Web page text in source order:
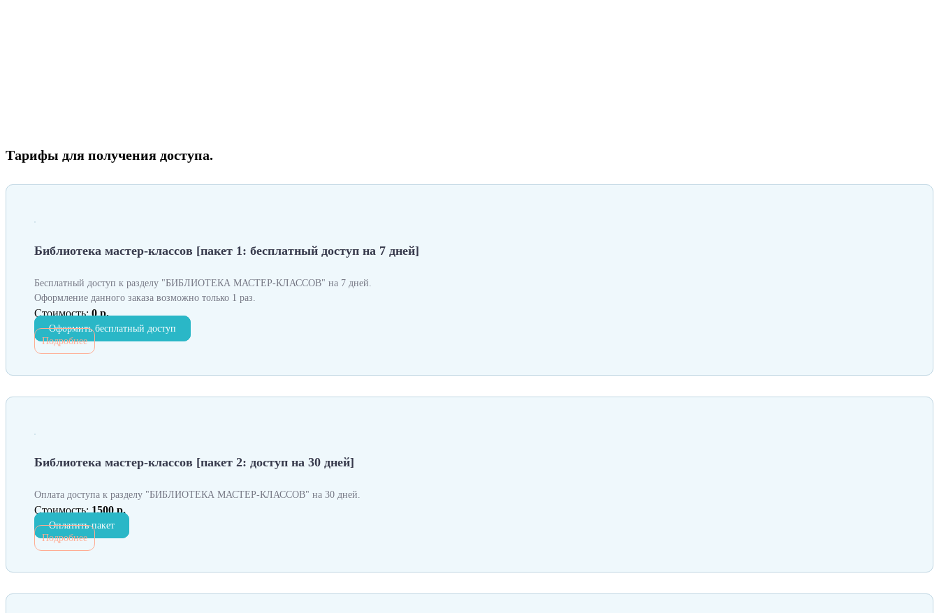
Тарифы для получения доступа.
Библиотека мастер-классов [пакет 1: бесплатный доступ на 7 дней]
Бесплатный доступ к разделу "БИБЛИОТЕКА МАСТЕР-КЛАССОВ" на 7 дней.
Оформление данного заказа возможно только 1 раз.
Стоимость: 0 р.
Оформить бесплатный доступ
Подробнее
Библиотека мастер-классов [пакет 2: доступ на 30 дней]
Оплата доступа к разделу "БИБЛИОТЕКА МАСТЕР-КЛАССОВ" на 30 дней.
Стоимость: 1500 р.
Оплатить пакет
Подробнее